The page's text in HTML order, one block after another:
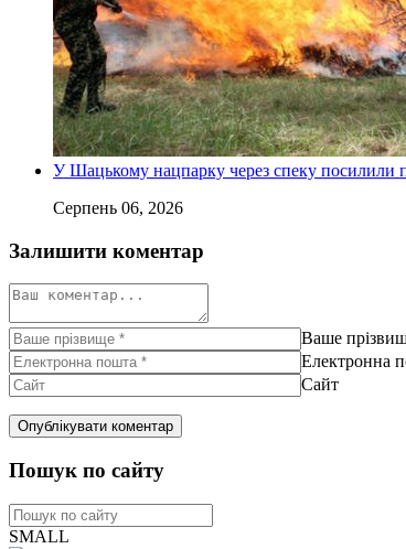
У Шацькому нацпарку через спеку посилили
Серпень 06, 2026
Залишити коментар
Ваше
Електронна
Сайт
Пошук по сайту
SMALL